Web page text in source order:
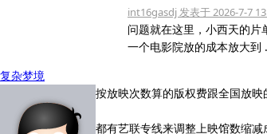
复杂梦境
int16gasdj 发表于 2026-7-7
问题就在这里，小西天的
一个电影院放的成本放大到
按放映次数算的版权费跟全国放
都有艺联专线来调整上映馆数缩